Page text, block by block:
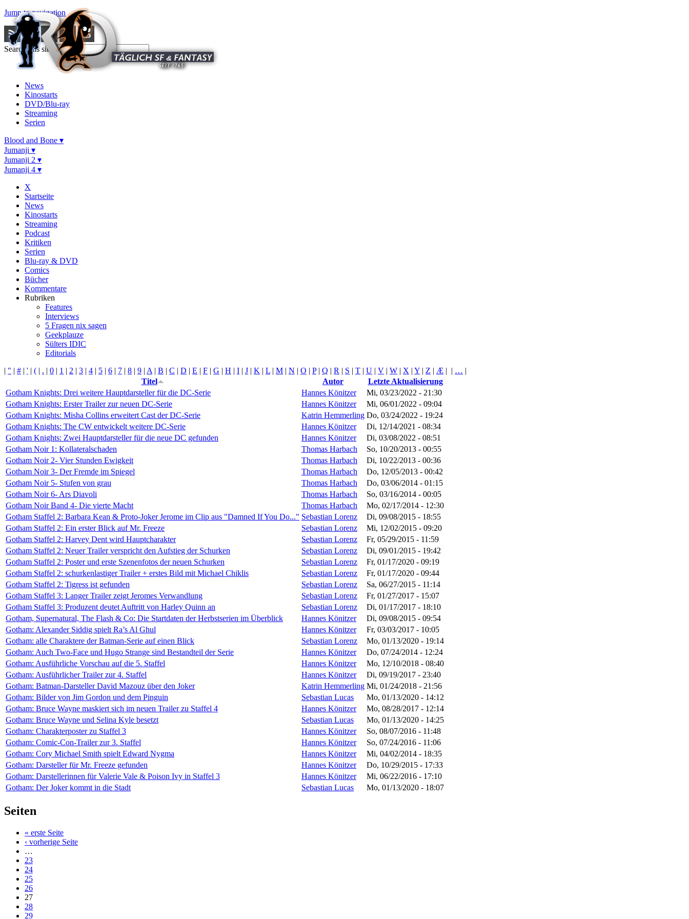
Jump to navigation
Search this site
News
Kinostarts
DVD/Blu-ray
Streaming
Serien
Blood and Bone ▾
Jumanji ▾
Jumanji 2 ▾
Jumanji 4 ▾
X
Startseite
News
Kinostarts
Streaming
Podcast
Kritiken
Serien
Blu-ray & DVD
Comics
Bücher
Kommentare
Rubriken
Features
Interviews
5 Fragen nix sagen
Geekplauze
Sülters IDIC
Editorials
| " | # | ' | ( | . | 0 | 1 | 2 | 3 | 4 | 5 | 6 | 7 | 8 | 9 | A | B | C | D | E | F | G | H | I | J | K | L | M | N | O | P | Q | R | S | T | U | V | W | X | Y | Z | Æ | | … |
Titel
Autor
Letzte Aktualisierung
Gotham Knights: Drei weitere Hauptdarsteller für die DC-Serie
Hannes Könitzer
Mi, 03/23/2022 - 21:30
Gotham Knights: Erster Trailer zur neuen DC-Serie
Hannes Könitzer
Mi, 06/01/2022 - 09:04
Gotham Knights: Misha Collins erweitert Cast der DC-Serie
Katrin Hemmerling Do, 03/24/2022 - 19:24
Gotham Knights: The CW entwickelt weitere DC-Serie
Hannes Könitzer
Di, 12/14/2021 - 08:34
Gotham Knights: Zwei Hauptdarsteller für die neue DC gefunden
Hannes Könitzer
Di, 03/08/2022 - 08:51
Gotham Noir 1: Kollateralschaden
Thomas Harbach
So, 10/20/2013 - 00:55
Gotham Noir 2- Vier Stunden Ewigkeit
Thomas Harbach
Di, 10/22/2013 - 00:36
Gotham Noir 3- Der Fremde im Spiegel
Thomas Harbach
Do, 12/05/2013 - 00:42
Gotham Noir 5- Stufen von grau
Thomas Harbach
Do, 03/06/2014 - 01:15
Gotham Noir 6- Ars Diavoli
Thomas Harbach
So, 03/16/2014 - 00:05
Gotham Noir Band 4- Die vierte Macht
Thomas Harbach
Mo, 02/17/2014 - 12:30
Gotham Staffel 2: Barbara Kean & Proto-Joker Jerome im Clip aus "Damned If You Do..." Sebastian Lorenz
Di, 09/08/2015 - 18:55
Gotham Staffel 2: Ein erster Blick auf Mr. Freeze
Sebastian Lorenz
Mi, 12/02/2015 - 09:20
Gotham Staffel 2: Harvey Dent wird Hauptcharakter
Sebastian Lorenz
Fr, 05/29/2015 - 11:59
Gotham Staffel 2: Neuer Trailer verspricht den Aufstieg der Schurken
Sebastian Lorenz
Di, 09/01/2015 - 19:42
Gotham Staffel 2: Poster und erste Szenenfotos der neuen Schurken
Sebastian Lorenz
Fr, 01/17/2020 - 09:19
Gotham Staffel 2: schurkenlastiger Trailer + erstes Bild mit Michael Chiklis
Sebastian Lorenz
Fr, 01/17/2020 - 09:44
Gotham Staffel 2: Tigress ist gefunden
Sebastian Lorenz
Sa, 06/27/2015 - 11:14
Gotham Staffel 3: Langer Trailer zeigt Jeromes Verwandlung
Sebastian Lorenz
Fr, 01/27/2017 - 15:07
Gotham Staffel 3: Produzent deutet Auftritt von Harley Quinn an
Sebastian Lorenz
Di, 01/17/2017 - 18:10
Gotham, Supernatural, The Flash & Co: Die Startdaten der Herbstserien im Überblick
Hannes Könitzer
Di, 09/08/2015 - 09:54
Gotham: Alexander Siddig spielt Ra’s Al Ghul
Hannes Könitzer
Fr, 03/03/2017 - 10:05
Gotham: alle Charaktere der Batman-Serie auf einen Blick
Sebastian Lorenz
Mo, 01/13/2020 - 19:14
Gotham: Auch Two-Face und Hugo Strange sind Bestandteil der Serie
Hannes Könitzer
Do, 07/24/2014 - 12:24
Gotham: Ausführliche Vorschau auf die 5. Staffel
Hannes Könitzer
Mo, 12/10/2018 - 08:40
Gotham: Ausführlicher Trailer zur 4. Staffel
Hannes Könitzer
Di, 09/19/2017 - 23:40
Gotham: Batman-Darsteller David Mazouz über den Joker
Katrin Hemmerling Mi, 01/24/2018 - 21:56
Gotham: Bilder von Jim Gordon und dem Pinguin
Sebastian Lucas
Mo, 01/13/2020 - 14:12
Gotham: Bruce Wayne maskiert sich im neuen Trailer zu Staffel 4
Hannes Könitzer
Mo, 08/28/2017 - 12:14
Gotham: Bruce Wayne und Selina Kyle besetzt
Sebastian Lucas
Mo, 01/13/2020 - 14:25
Gotham: Charakterposter zu Staffel 3
Hannes Könitzer
So, 08/07/2016 - 11:48
Gotham: Comic-Con-Trailer zur 3. Staffel
Hannes Könitzer
So, 07/24/2016 - 11:06
Gotham: Cory Michael Smith spielt Edward Nygma
Hannes Könitzer
Mi, 04/02/2014 - 18:35
Gotham: Darsteller für Mr. Freeze gefunden
Hannes Könitzer
Do, 10/29/2015 - 17:33
Gotham: Darstellerinnen für Valerie Vale & Poison Ivy in Staffel 3
Hannes Könitzer
Mi, 06/22/2016 - 17:10
Gotham: Der Joker kommt in die Stadt
Sebastian Lucas Mo, 01/13/2020 - 18:07
Seiten
« erste Seite
‹ vorherige Seite
…
23
24
25
26
27
28
29